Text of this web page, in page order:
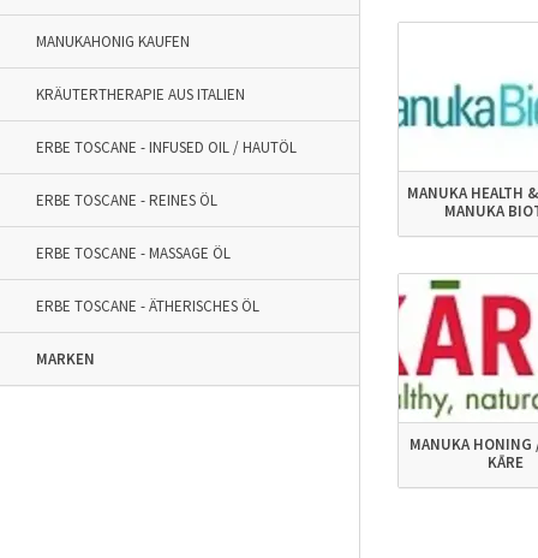
MANUKAHONIG KAUFEN
KRÄUTERTHERAPIE AUS ITALIEN
ERBE TOSCANE - INFUSED OIL / HAUTÖL
ERBE TOSCANE - REINES ÖL
ERBE TOSCANE - MASSAGE ÖL
ERBE TOSCANE - ÄTHERISCHES ÖL
MARKEN
MANUKA HEALTH
MANUKA
MANUKA
KĀRE